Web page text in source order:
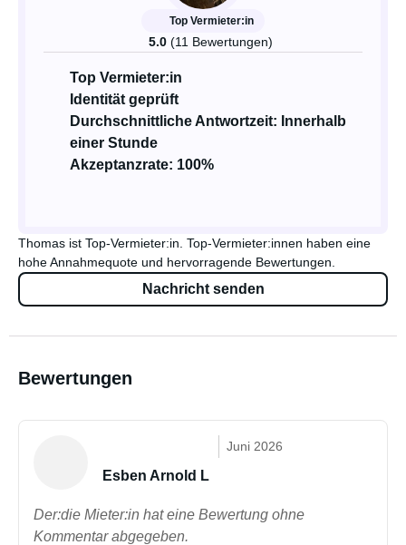
Top Vermieter:in
5.0 (11 Bewertungen)
Top Vermieter:in
Identität geprüft
Durchschnittliche Antwortzeit: Innerhalb
einer Stunde
Akzeptanzrate: 100%
Thomas ist Top-Vermieter:in. Top-Vermieter:innen haben eine
hohe Annahmequote und hervorragende Bewertungen.
Nachricht senden
Bewertungen
Juni 2026
Esben Arnold L
Der:die Mieter:in hat eine Bewertung ohne
Kommentar abgegeben.